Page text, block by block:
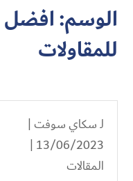
الوسم:افضل
للمقاولات
لـسكاي سوفت |
13/06/2023 |
المقالات